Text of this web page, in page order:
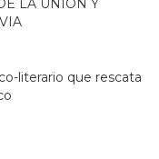
LA UNIÓN Y
literario que rescata